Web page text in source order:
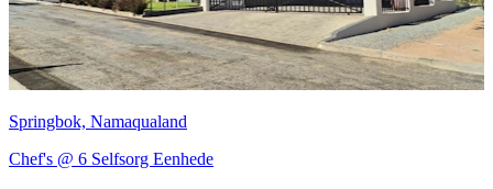
Springbok, Namaqualand
Chef's @ 6 Selfsorg Eenhede